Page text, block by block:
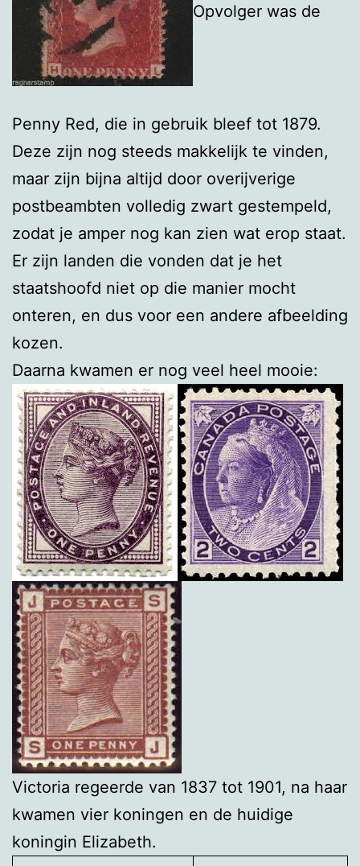
Opvolger was de
Penny Red, die in gebruik bleef tot 1879.
Deze zijn nog steeds makkelijk te vinden,
maar zijn bijna altijd door overijverige
postbeambten volledig zwart gestempeld,
zodat je amper nog kan zien wat erop staat.
Er zijn landen die vonden dat je het
staatshoofd niet op die manier mocht
onteren, en dus voor een andere afbeelding
kozen.
Daarna kwamen er nog veel heel mooie:
Victoria regeerde van 1837 tot 1901, na haar
kwamen vier koningen en de huidige
koningin Elizabeth.